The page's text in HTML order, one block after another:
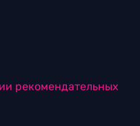
рекомендательных